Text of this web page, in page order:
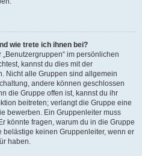
wie trete ich ihnen bei?
im persönlichen
kannst du dies mit der
Nicht alle Gruppen sind allgemein
andere können geschlossen
die Gruppe offen ist, kannst du ihr
beitreten; verlangt die Gruppe eine
bewerben. Ein Gruppenleiter muss
könnte fragen, warum du in die Gruppe
belästige keinen Gruppenleiter, wenn er
haben.